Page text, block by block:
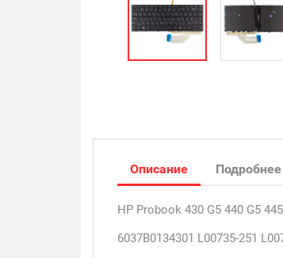
Описание
HP Probook 430 G5 440 G5
6037B0134301 L00735-251